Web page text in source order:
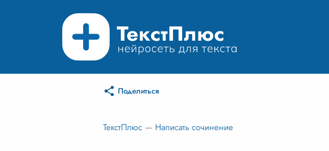
Поделиться
ТекстПлюс — Написать сочинение